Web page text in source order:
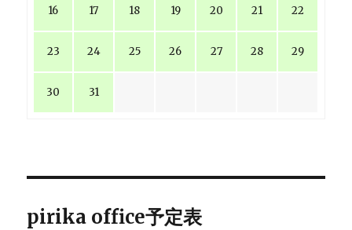
16 17 18 19 20 21 22
23 24 25 26 27 28 29
30 31
pirika office予定表